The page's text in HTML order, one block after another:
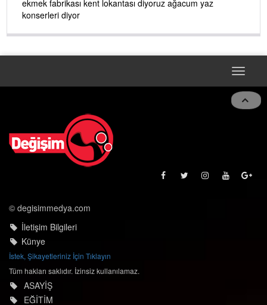
ekmek fabrikası kent lokantası diyoruz ağacum yaz
konserleri diyor
Toggle
© degisimmedya.com
İletişim Bilgileri
Künye
İstek, Şikayetleriniz İçin Tıklayın
Tüm hakları saklıdır. İzinsiz kullanılamaz.
ASAYİŞ
EĞİTİM